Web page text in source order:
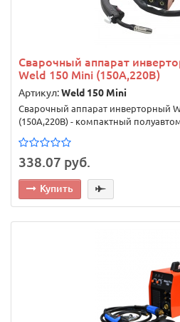
Сварочный аппарат
Weld 150 Mini (150A,220В)
Артикул:Weld 150 Mini
Сварочный аппарат инверторный
(150A,220В) - компактный
338.07 руб.
Купить